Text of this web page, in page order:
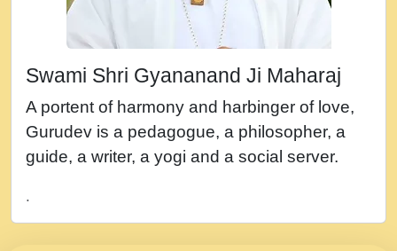
न म गवद गपल गद फर, पयर महन न रझद फर! shri
नह भरस रह लडडल... अपन खट करम क !!!! मह दद
सहर चरण क .....mp3
बगड नसब कसन सवर तर बगर Shri ravinandan
shastri ji maharaj.mp3
Swami Shri Gyananand Ji Maharaj
A portent of harmony and harbinger of love,
Gurudev is a pedagogue, a philosopher, a
guide, a writer, a yogi and a social server.
.